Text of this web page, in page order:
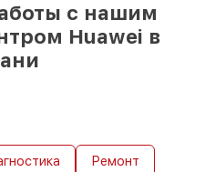
с нашим
Huawei в
Ремонт